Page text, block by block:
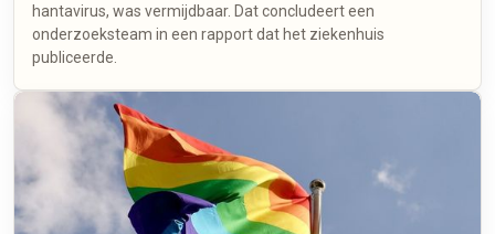
hantavirus, was vermijdbaar. Dat concludeert een
onderzoeksteam in een rapport dat het ziekenhuis
publiceerde.